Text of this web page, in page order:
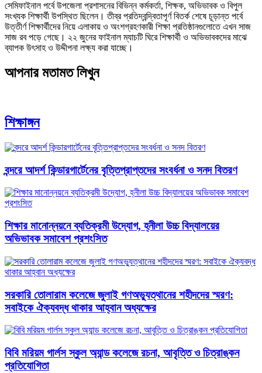
সেমিফাইনাল পর্বে উপজেলা প্রশাসনের বিভিন্ন কর্মকর্তা, শিক্ষক, অভিভাবক ও বিপুল
সংখ্যক শিক্ষার্থী উপস্থিত ছিলেন। তীব্র প্রতিদ্বন্দ্বিতাপূর্ণ বিতর্ক শেষে চূড়ান্ত পর্বে
উত্তীর্ণ শিক্ষার্থীদের নিয়ে এলাকায় ও অংশগ্রহণকারী শিক্ষা প্রতিষ্ঠানগুলোতে এখন সাজ
সাজ রব পড়ে গেছে। ২২ জুনের ফাইনাল ম্যাচটি ঘিরে শিক্ষার্থী ও অভিভাবকদের মাঝে
ব্যাপক উৎসাহ ও উদ্দীপনা লক্ষ্য করা যাচ্ছে।
আপনার মতামত লিখুন
শিক্ষাঙ্গন
বন্দরে আদর্শ কিন্ডারগার্টেনের বৃত্তিপ্রাপ্তদের সংবর্ধনা ও সনদ বিতরণ
শিক্ষার মানোন্নয়নে ব্যতিক্রমী উদ্যোগ, হ্নীলা উচ্চ বিদ্যালয়ের
অভিভাবক সমাবেশ প্রশংসিত
সরকারি তোলারাম কলেজে জুলাই গণঅভ্যুত্থানের শহীদদের স্মরণ:
সবাইকে ঐক্যবদ্ধ থাকার আহ্বান অধ্যক্ষের
বিবি মরিয়ম গার্লস স্কুল অ্যান্ড কলেজে রচনা, আবৃত্তি ও চিত্রাঙ্কন
প্রতিযোগিতা